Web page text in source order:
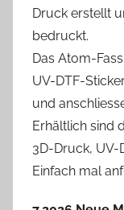
Druck erstellt
bedruckt.
Das Atom-
UV-DTF-
und
Erhältlich sind
3D-Druck, UV-
Einfach mal